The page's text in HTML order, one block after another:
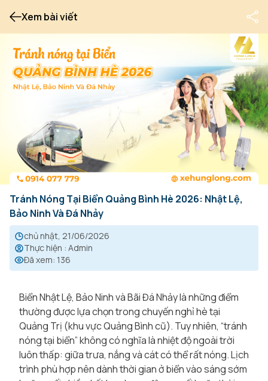
Xem bài viết
Tránh Nóng Tại Biển Quảng Bình Hè 2026: Nhật Lệ,
Bảo Ninh Và Đá Nhảy
chủ nhật, 21/06/2026
Thực hiện : Admin
Đã xem: 136
Biển Nhật Lệ, Bảo Ninh và Bãi Đá Nhảy là những điểm
thường được lựa chọn trong chuyến nghỉ hè tại
Quảng Trị (khu vực Quảng Bình cũ). Tuy nhiên, “tránh
nóng tại biển” không có nghĩa là nhiệt độ ngoài trời
luôn thấp: giữa trưa, nắng và cát có thể rất nóng. Lịch
trình phù hợp nên dành thời gian ở biển vào sáng sớm